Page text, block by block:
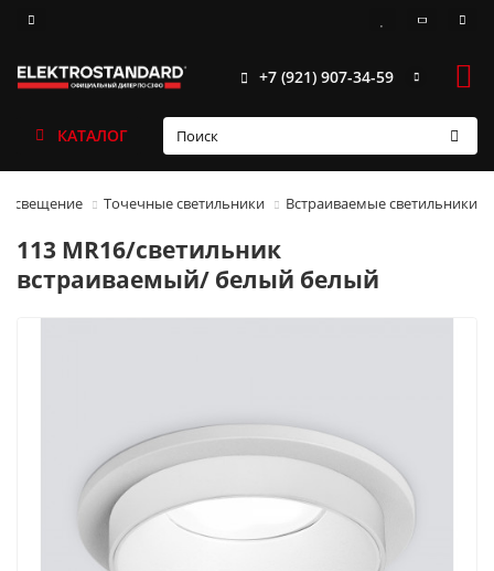
+7 (921) 907-34-59
КАТАЛОГ
освещение Точечные светильники Встраиваемые светильники
113 MR16/светильник
встраиваемый/ белый белый